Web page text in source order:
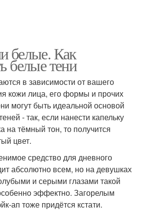
белые. Как
белые тени
в зависимости от вашего
кожи лица, его формы и прочих
могут быть идеальной основой
- так, если нанести капельку
на тёмный тон, то получится
цвет.
средство для дневного
абсолютно всем, но на девушках
и серыми глазами такой
эффектно. Загорелым
ап тоже придётся кстати.